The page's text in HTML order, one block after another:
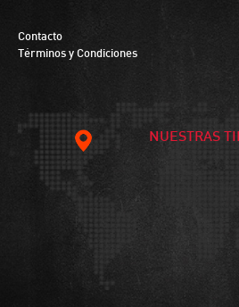
Contacto
Términos y Condiciones
NUESTRAS